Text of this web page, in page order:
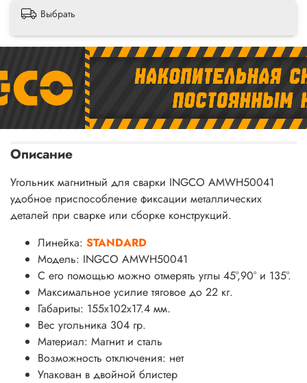
Выбрать
Описание
Угольник магнитный для сварки INGCO AMWH50041
удобное приспособление фиксации металлических
деталей при сварке или сборке конструкций.
Линейка: STANDARD
Модель: INGCO AMWH50041
С его помощью можно отмерять углы 45°,90° и 135°.
Максимальное усилие тяговое до 22 кг.
Габариты: 155х102х17.4 мм.
Вес угольника 304 гр.
Материал: Магнит и сталь
Возможность отключения: нет
Упакован в двойной блистер